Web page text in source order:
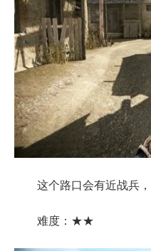
这个路口会有近战兵，
难度：★★